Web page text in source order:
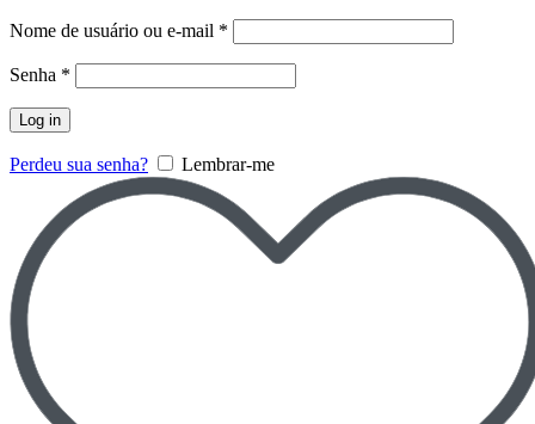
Nome de usuário ou e-mail *
Senha *
Log in
Perdeu sua senha? Lembrar-me